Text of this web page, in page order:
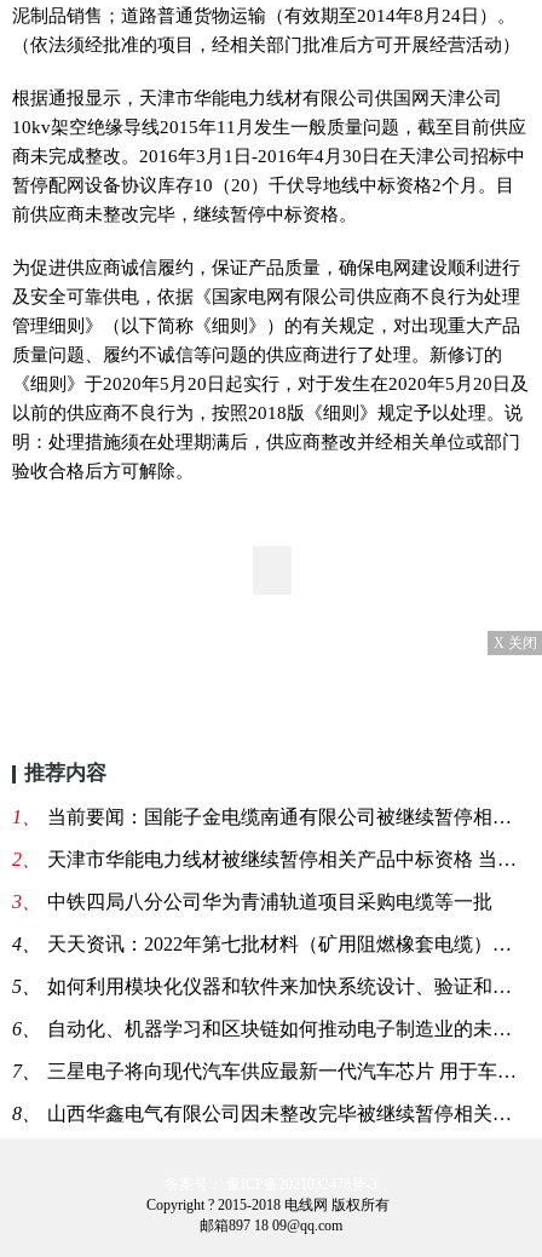
泥制品销售；道路普通货物运输（有效期至2014年8月24日）。
（依法须经批准的项目，经相关部门批准后方可开展经营活动）
根据通报显示，天津市华能电力线材有限公司供国网天津公司
10kv架空绝缘导线2015年11月发生一般质量问题，截至目前供应
商未完成整改。2016年3月1日-2016年4月30日在天津公司招标中
暂停配网设备协议库存10（20）千伏导地线中标资格2个月。目
前供应商未整改完毕，继续暂停中标资格。
为促进供应商诚信履约，保证产品质量，确保电网建设顺利进行
及安全可靠供电，依据《国家电网有限公司供应商不良行为处理
管理细则》（以下简称《细则》）的有关规定，对出现重大产品
质量问题、履约不诚信等问题的供应商进行了处理。新修订的
《细则》于2020年5月20日起实行，对于发生在2020年5月20日及
以前的供应商不良行为，按照2018版《细则》规定予以处理。说
明：处理措施须在处理期满后，供应商整改并经相关单位或部门
验收合格后方可解除。
X 关闭
推荐内容
1、 当前要闻：国能子金电缆南通有限公司被继续暂停相关产品中标资格
2、 天津市华能电力线材被继续暂停相关产品中标资格 当前短讯
3、 中铁四局八分公司华为青浦轨道项目采购电缆等一批
4、 天天资讯：2022年第七批材料（矿用阻燃橡套电缆）采购项目（三）公开招标采购公告
5、 如何利用模块化仪器和软件来加快系统设计、验证和生产测试
6、 自动化、机器学习和区块链如何推动电子制造业的未来发展 精选
7、 三星电子将向现代汽车供应最新一代汽车芯片 用于车载信息娱乐系统-环球视讯
8、 山西华鑫电气有限公司因未整改完毕被继续暂停相关产品中标资格
Copyright ? 2015-2018 电线网 版权所有
邮箱897 18 09@qq.com